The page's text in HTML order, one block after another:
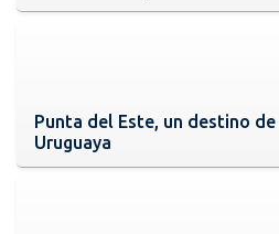
Punta del Este, un destino
Uruguaya